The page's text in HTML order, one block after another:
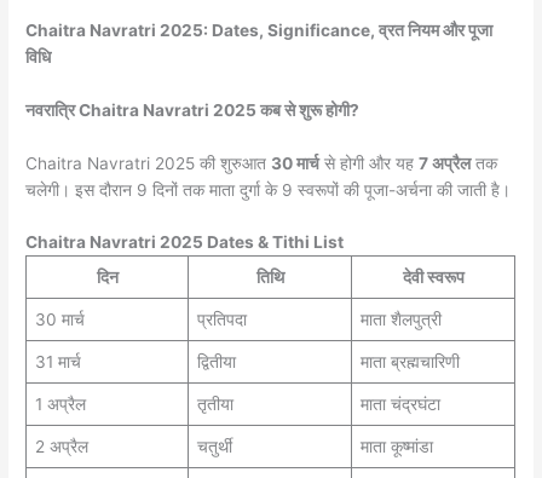
Chaitra Navratri 2025: Dates, Significance, व्रत नियम और पूजा
विधि
नवरात्रि Chaitra Navratri 2025 कब से शुरू होगी?
Chaitra Navratri 2025 की शुरुआत 30 मार्चसे होगी और यह7 अप्रैलतक
चलेगी। इस दौरान 9 दिनों तक माता दुर्गा के 9 स्वरूपों की पूजा-अर्चना की जाती है।
Chaitra Navratri 2025 Dates & Tithi List
दिन
तिथि देवी स्वरूप
30 मार्च प्रतिपदा माता शैलपुत्री
31 मार्च द्वितीया माता ब्रह्मचारिणी
1 अप्रैल तृतीया माता चंद्रघंटा
2 अप्रैल चतुर्थी माता कूष्मांडा